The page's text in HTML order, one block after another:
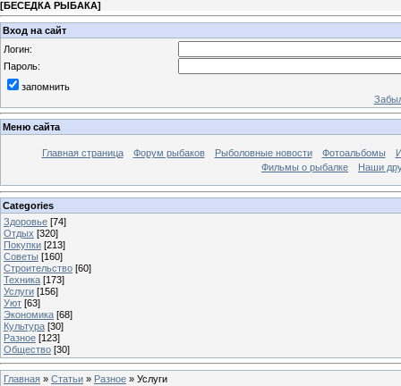
[БЕСЕДКА РЫБАКА]
Вход на сайт
Логин:
Пароль:
запомнить
Меню сайта
Главная страница Форум рыбаков Рыболовные новости Фотоальбомы
Фильмы о рыбалке
Наши
Categories
Здоровье [74]
Отдых [320]
Покупки [213]
Советы [160]
Строительство [60]
Техника [173]
Услуги [156]
Уют [63]
Экономика [68]
Культура [30]
Разное [123]
Общество [30]
Главная » Статьи » Разное » Услуги